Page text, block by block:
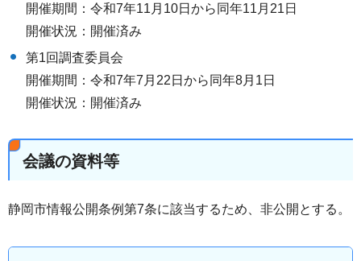
開催期間：令和7年11月10日から同年11月21日
開催状況：開催済み
第1回調査委員会
開催期間：令和7年7月22日から同年8月1日
開催状況：開催済み
会議の資料等
静岡市情報公開条例第7条に該当するため、非公開とする。